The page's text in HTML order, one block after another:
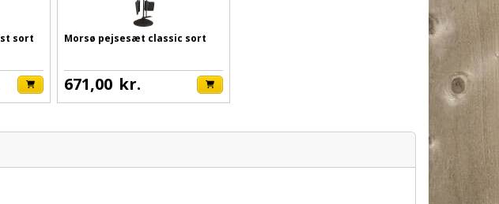
sort Morsø pejsesæt classic sort
671,00 kr.
Pris: